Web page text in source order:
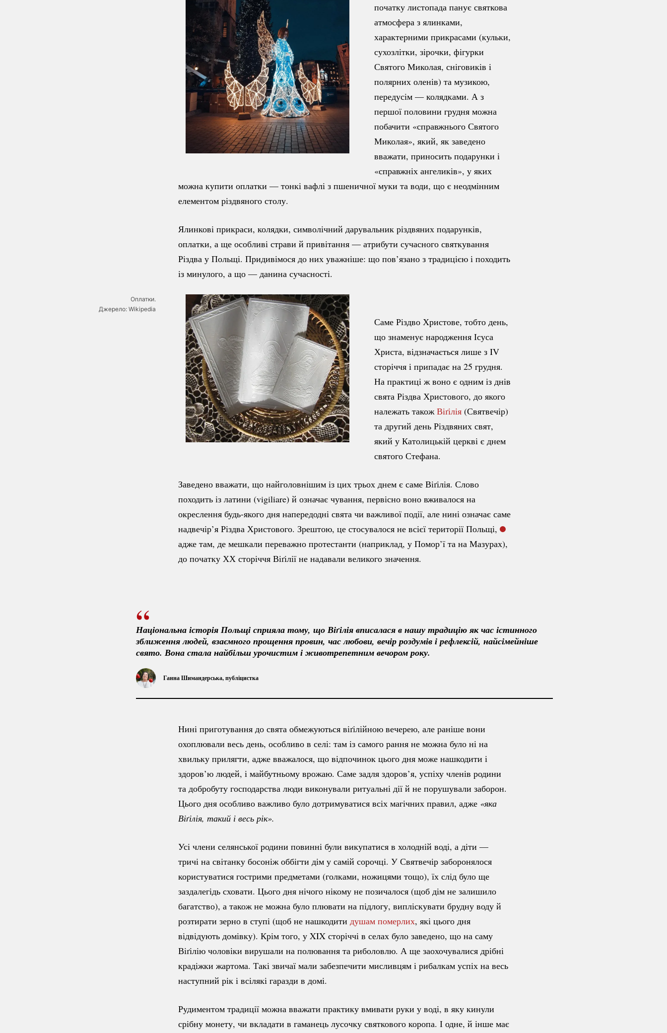
початку листопада панує святкова
атмосфера з ялинками,
характерними прикрасами (кульки,
сухозлітки, зірочки, фігурки
Святого Миколая, сніговиків і
полярних оленів) та музикою,
передусім — колядками. А з
першої половини грудня можна
побачити «справжнього Святого
Миколая», який, як заведено
вважати, приносить подарунки і
«справжніх ангеликів», у яких
можна купити оплатки — тонкі вафлі з пшеничної муки та води, що є неодмінним
елементом різдвяного столу.
Ялинкові прикраси, колядки, символічний дарувальник різдвяних подарунків,
оплатки, а ще особливі страви й привітання — атрибути сучасного святкування
Різдва у Польщі. Придивімося до них уважніше: що пов’язано з традицією і походить
із минулого, а що — данина сучасності.
Оплатки.
Джерело: Wikipedia
Саме Різдво Христове, тобто день,
що знаменує народження Ісуса
Христа, відзначається лише з IV
сторіччя і припадає на 25 грудня.
На практиці ж воно є одним із днів
свята Різдва Христового, до якого
належать такожВіґілія (Святвечір)
та другий день Різдвяних свят,
який у Католицькій церкві є днем
святого Стефана.
Заведено вважати, що найголовнішим із цих трьох днем є саме Віґілія. Слово
походить із латини (vigiliare) й означає чування, первісно воно вживалося на
окреслення будь-якого дня напередодні свята чи важливої події, але нині означає саме
надвечір’я Різдва Христового. Зрештою, це стосувалося не всієї території Польщі,
адже там, де мешкали переважно протестанти (наприклад, у Помор’ї та на Мазурах),
до початку ХХ сторіччя Віґілії не надавали великого значення.
Ганна Шимандерська, публіцистка
Національна історія Польщі сприяла тому, що Віґілія вписалася в нашу традицію як час істинного
зближення людей, взаємного прощення провин, час любови, вечір роздумів і рефлексій, найсімейніше
свято. Вона стала найбільш урочистим і животрепетним вечором року.
Нині приготування до свята обмежуються віґілійною вечерею, але раніше вони
охоплювали весь день, особливо в селі: там із самого рання не можна було ні на
хвильку прилягти, адже вважалося, що відпочинок цього дня може нашкодити і
здоров’ю людей, і майбутньому врожаю. Саме задля здоров’я, успіху членів родини
та добробуту господарства люди виконували ритуальні дії й не порушували заборон.
Цього дня особливо важливо було дотримуватися всіх магічних правил, адже «яка
Віґілія, такий і весь рік».
Усі члени селянської родини повинні були викупатися в холодній воді, а діти —
тричі на світанку босоніж оббігти дім у самій сорочці. У Святвечір заборонялося
користуватися гострими предметами (голками, ножицями тощо), їх слід було ще
заздалегідь сховати. Цього дня нічого нікому не позичалося (щоб дім не залишило
багатство), а також не можна було плювати на підлогу, випліскувати брудну воду й
розтирати зерно в ступі (щоб не нашкодити душам померлих, які цього дня
відвідують домівку). Крім того, у XIX сторіччі в селах було заведено, що на саму
Віґілію чоловіки вирушали на полювання та риболовлю. А ще заохочувалися дрібні
крадіжки жартома. Такі звичаї мали забезпечити мисливцям і рибалкам успіх на весь
наступний рік і всілякі гаразди в домі.
Рудиментом традиції можна вважати практику вмивати руки у воді, в яку кинули
срібну монету, чи вкладати в гаманець лусочку святкового коропа. І одне, й інше має